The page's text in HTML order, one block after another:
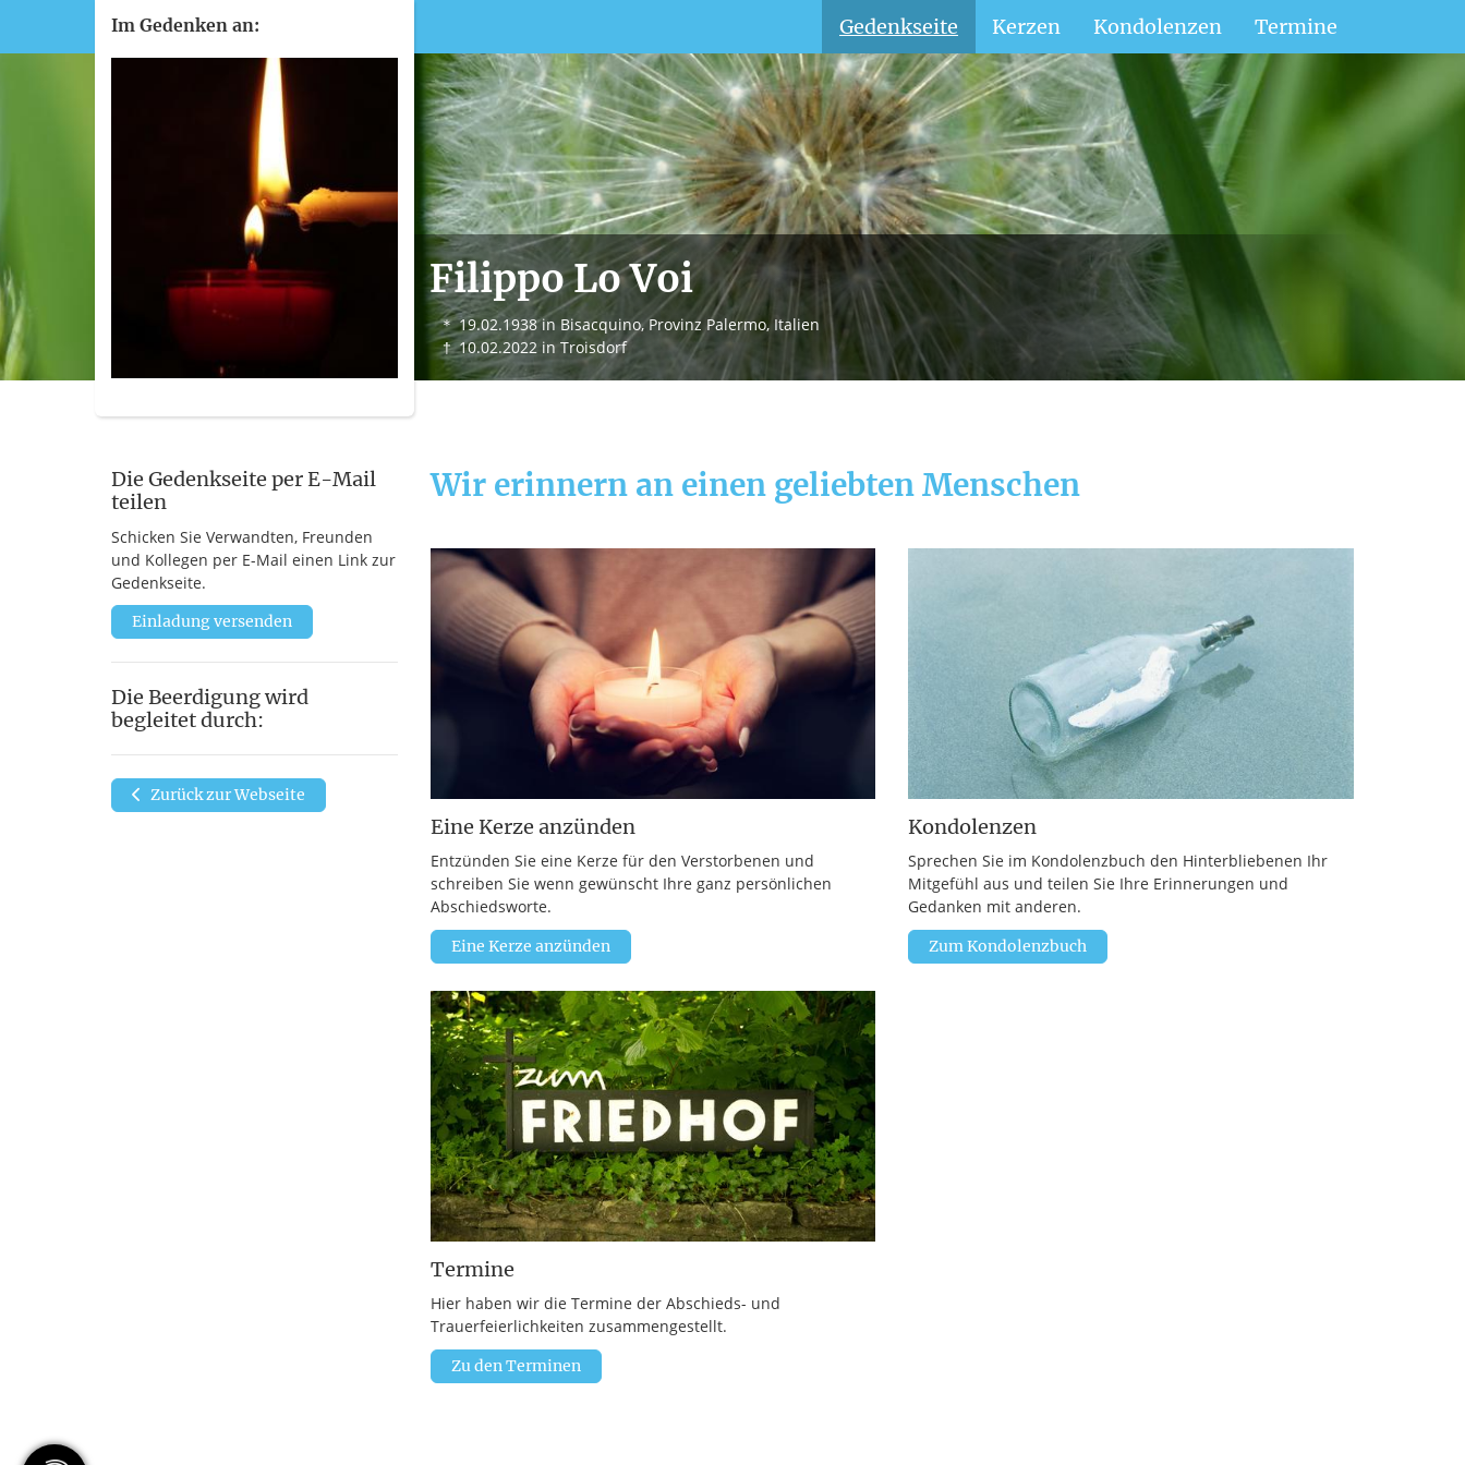
Im Gedenken an: Gedenkseite Kerzen Kondolenzen Termine
Filippo Lo Voi
＊ 19.02.1938in Bisacquino, Provinz Palermo, Italien
† 10.02.2022 in Troisdorf
Wir erinnern an einen geliebten Menschen
Eine Kerze anzünden
Entzünden Sie eine Kerze für den Verstorbenen und
schreiben Sie wenn gewünscht Ihre ganz persönlichen
Abschiedsworte.
Eine Kerze anzünden
Kondolenzen
Sprechen Sie im Kondolenzbuch den Hinterbliebenen Ihr
Mitgefühl aus und teilen Sie Ihre Erinnerungen und
Gedanken mit anderen.
Zum Kondolenzbuch
Termine
Hier haben wir die Termine der Abschieds- und
Trauerfeierlichkeiten zusammengestellt.
Zu den Terminen
Die Gedenkseite per E-Mail
teilen
Schicken Sie Verwandten, Freunden
und Kollegen per E-Mail einen Link zur
Gedenkseite.
Einladung versenden
Die Beerdigung wird
begleitet durch:
Zurück zur Webseite